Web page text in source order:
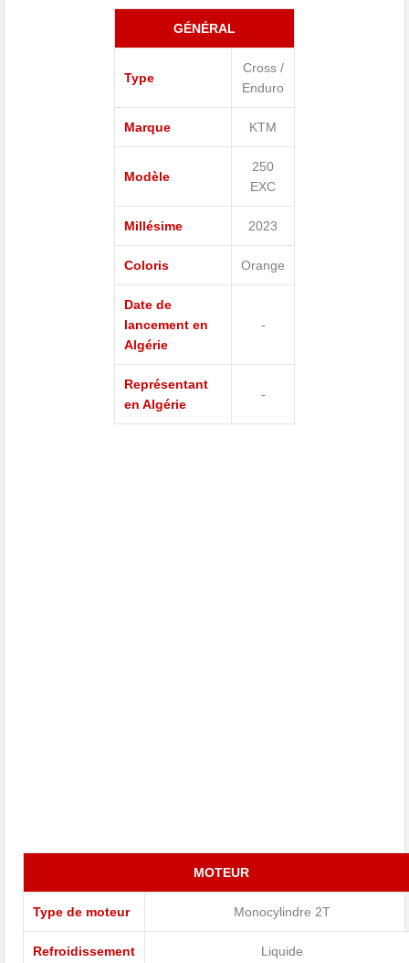
GÉNÉRAL
Type
Cross /
Enduro
Marque KTM
Modèle
250
EXC
Millésime 2023
Coloris Orange
Date de
lancement en
Algérie
-
Représentant
en Algérie
-
MOTEUR
Type de moteur Monocylindre 2T
Refroidissement Liquide